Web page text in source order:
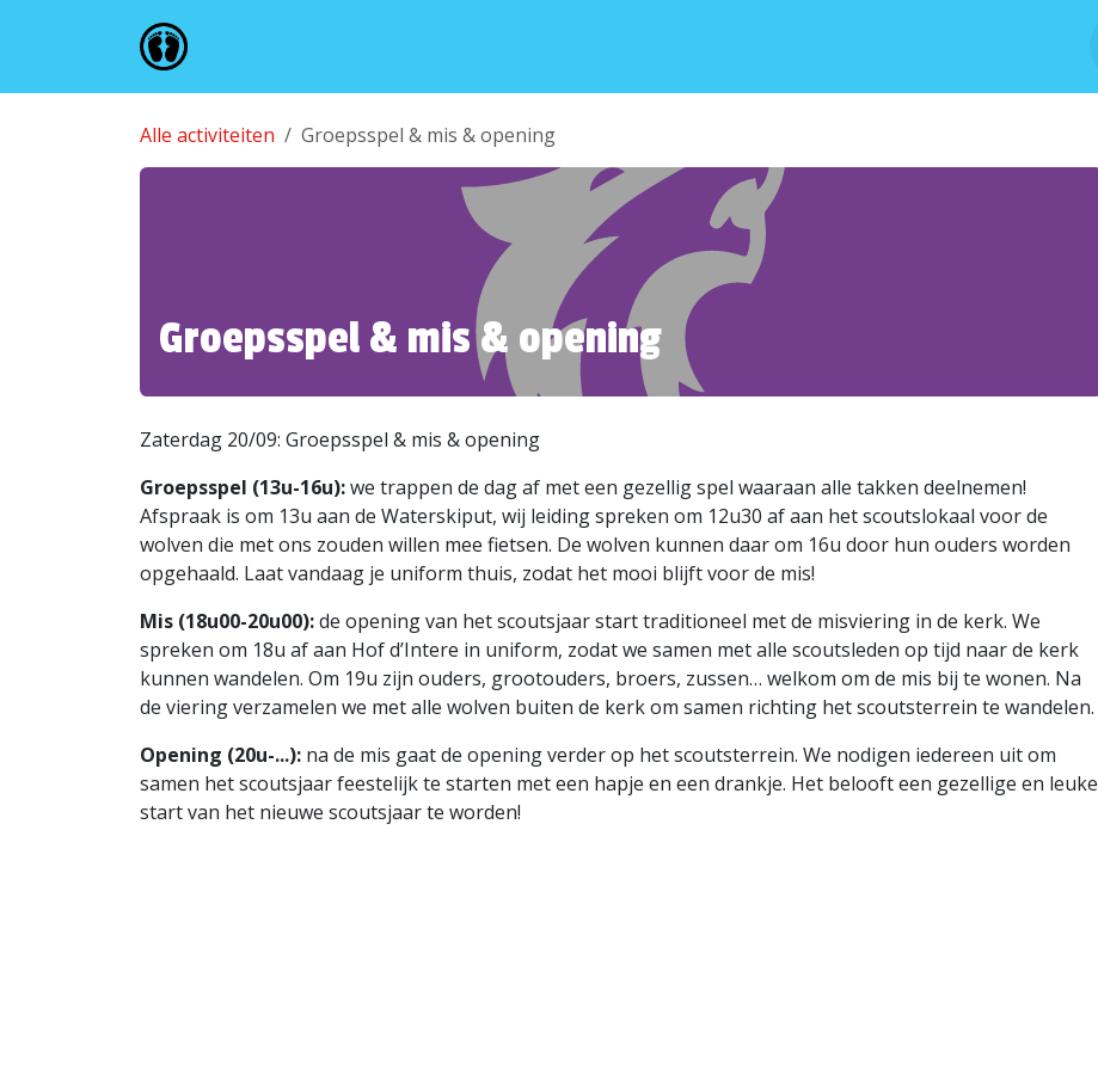
Alle activiteiten Groepsspel & mis & opening
Groepsspel & mis & opening
Zaterdag 20/09: Groepsspel & mis & opening
Groepsspel (13u-16u):we trappen de dag af met een gezellig spel waaraan alle takken deelnemen!
Afspraak is om 13u aan de Waterskiput, wij leiding spreken om 12u30 af aan het scoutslokaal voor de
wolven die met ons zouden willen mee fietsen. De wolven kunnen daar om 16u door hun ouders worden
opgehaald. Laat vandaag je uniform thuis, zodat het mooi blijft voor de mis!
Mis (18u00-20u00):de opening van het scoutsjaar start traditioneel met de misviering in de kerk. We
spreken om 18u af aan Hof d’Intere in uniform, zodat we samen met alle scoutsleden op tijd naar de kerk
kunnen wandelen. Om 19u zijn ouders, grootouders, broers, zussen… welkom om de mis bij te wonen. Na
de viering verzamelen we met alle wolven buiten de kerk om samen richting het scoutsterrein te wandelen.
Opening (20u-...): na de mis gaat de opening verder op het scoutsterrein. We nodigen iedereen uit om
samen het scoutsjaar feestelijk te starten met een hapje en een drankje. Het belooft een gezellige en leuke
start van het nieuwe scoutsjaar te worden!